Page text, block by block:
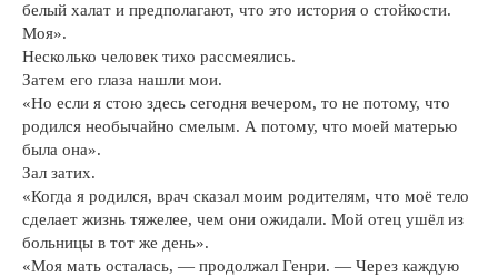
белый халат и предполагают, что это история о стойкости.
Моя».
Несколько человек тихо рассмеялись.
Затем его глаза нашли мои.
«Но если я стою здесь сегодня вечером, то не потому, что
родился необычайно смелым. А потому, что моей матерью
была она».
Зал затих.
«Когда я родился, врач сказал моим родителям, что моё тело
сделает жизнь тяжелее, чем они ожидали. Мой отец ушёл из
больницы в тот же день».
«Моя мать осталась, — продолжал Генри. — Через каждую